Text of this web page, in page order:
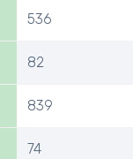
536
82
839
74